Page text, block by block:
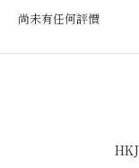
尚未有任何評價